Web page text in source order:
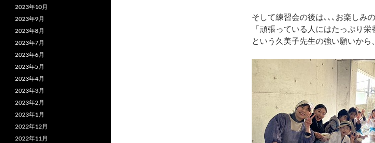
そして練習会の後は､､､お楽しみ
「頑張っている人にはたっぷり栄
という久美子先生の強い願いか
2023年10月
2023年9月
2023年8月
2023年7月
2023年6月
2023年5月
2023年4月
2023年3月
2023年2月
2023年1月
2022年12月
2022年11月